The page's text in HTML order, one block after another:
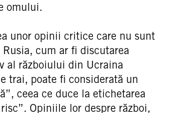
omului.
unor opinii critice care nu sunt
cum ar fi discutarea
al războiului din Ucraina
trai, poate fi considerată un
ceea ce duce la etichetarea
Opiniile lor despre război,